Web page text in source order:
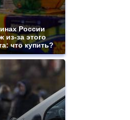
России
из-за этого
что купить?